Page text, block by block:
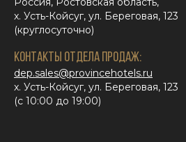
x. Усть-Койсуг, ул. Береговая, 123
(круглосуточно)
КОНТАКТЫ ОТДЕЛА ПРОДАЖ:
dep.sales@provincehotels.ru
x. Усть-Койсуг, ул. Береговая, 123
(с 10:00 до 19:00)